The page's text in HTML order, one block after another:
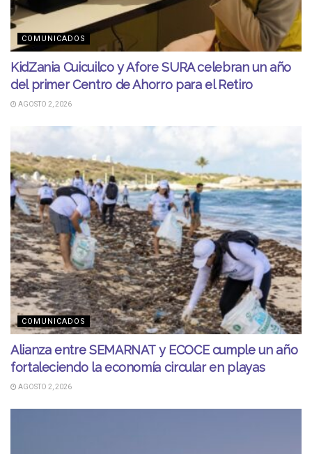
COMUNICADOS
KidZania Cuicuilco y Afore SURA celebran un año
del primer Centro de Ahorro para el Retiro
AGOSTO 2, 2026
COMUNICADOS
Alianza entre SEMARNAT y ECOCE cumple un año
fortaleciendo la economía circular en playas
AGOSTO 2, 2026